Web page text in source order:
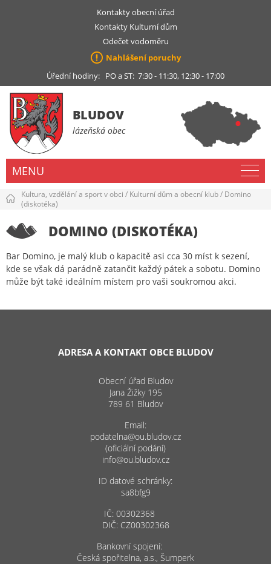
Kontakty obecní úřad
Kontakty Kulturní dům
Odečet vodoměru
Nahlášení poruchy
Úřední hodiny: PO a ST: 7:30 - 11:30, 12:30 - 17:00
BLUDOV
lázeňská obec
MENU
Kultura, vzdělání a sport v obci / Kulturní dům a obecní klub/ Domino
(diskotéka)
DOMINO (DISKOTÉKA)
Bar Domino, je malý klub o kapacitě asi cca 30 míst k sezení,
kde se však dá parádně zatančit každý pátek a sobotu. Domino
může být také ideálním místem pro vaši soukromou akci.
ADRESA A KONTAKT OBCE BLUDOV
Obecní úřad Bludov
Jana Žižky 195
789 61 Bludov
Email:
podatelna@ou.bludov.cz
(oficiální podání)
info@ou.bludov.cz
ID datové schránky:
sa8bfg9
IČ: 00302368
DIČ: CZ00302368
Bankovní spojení:
Česká spořitelna, a.s., Šumperk